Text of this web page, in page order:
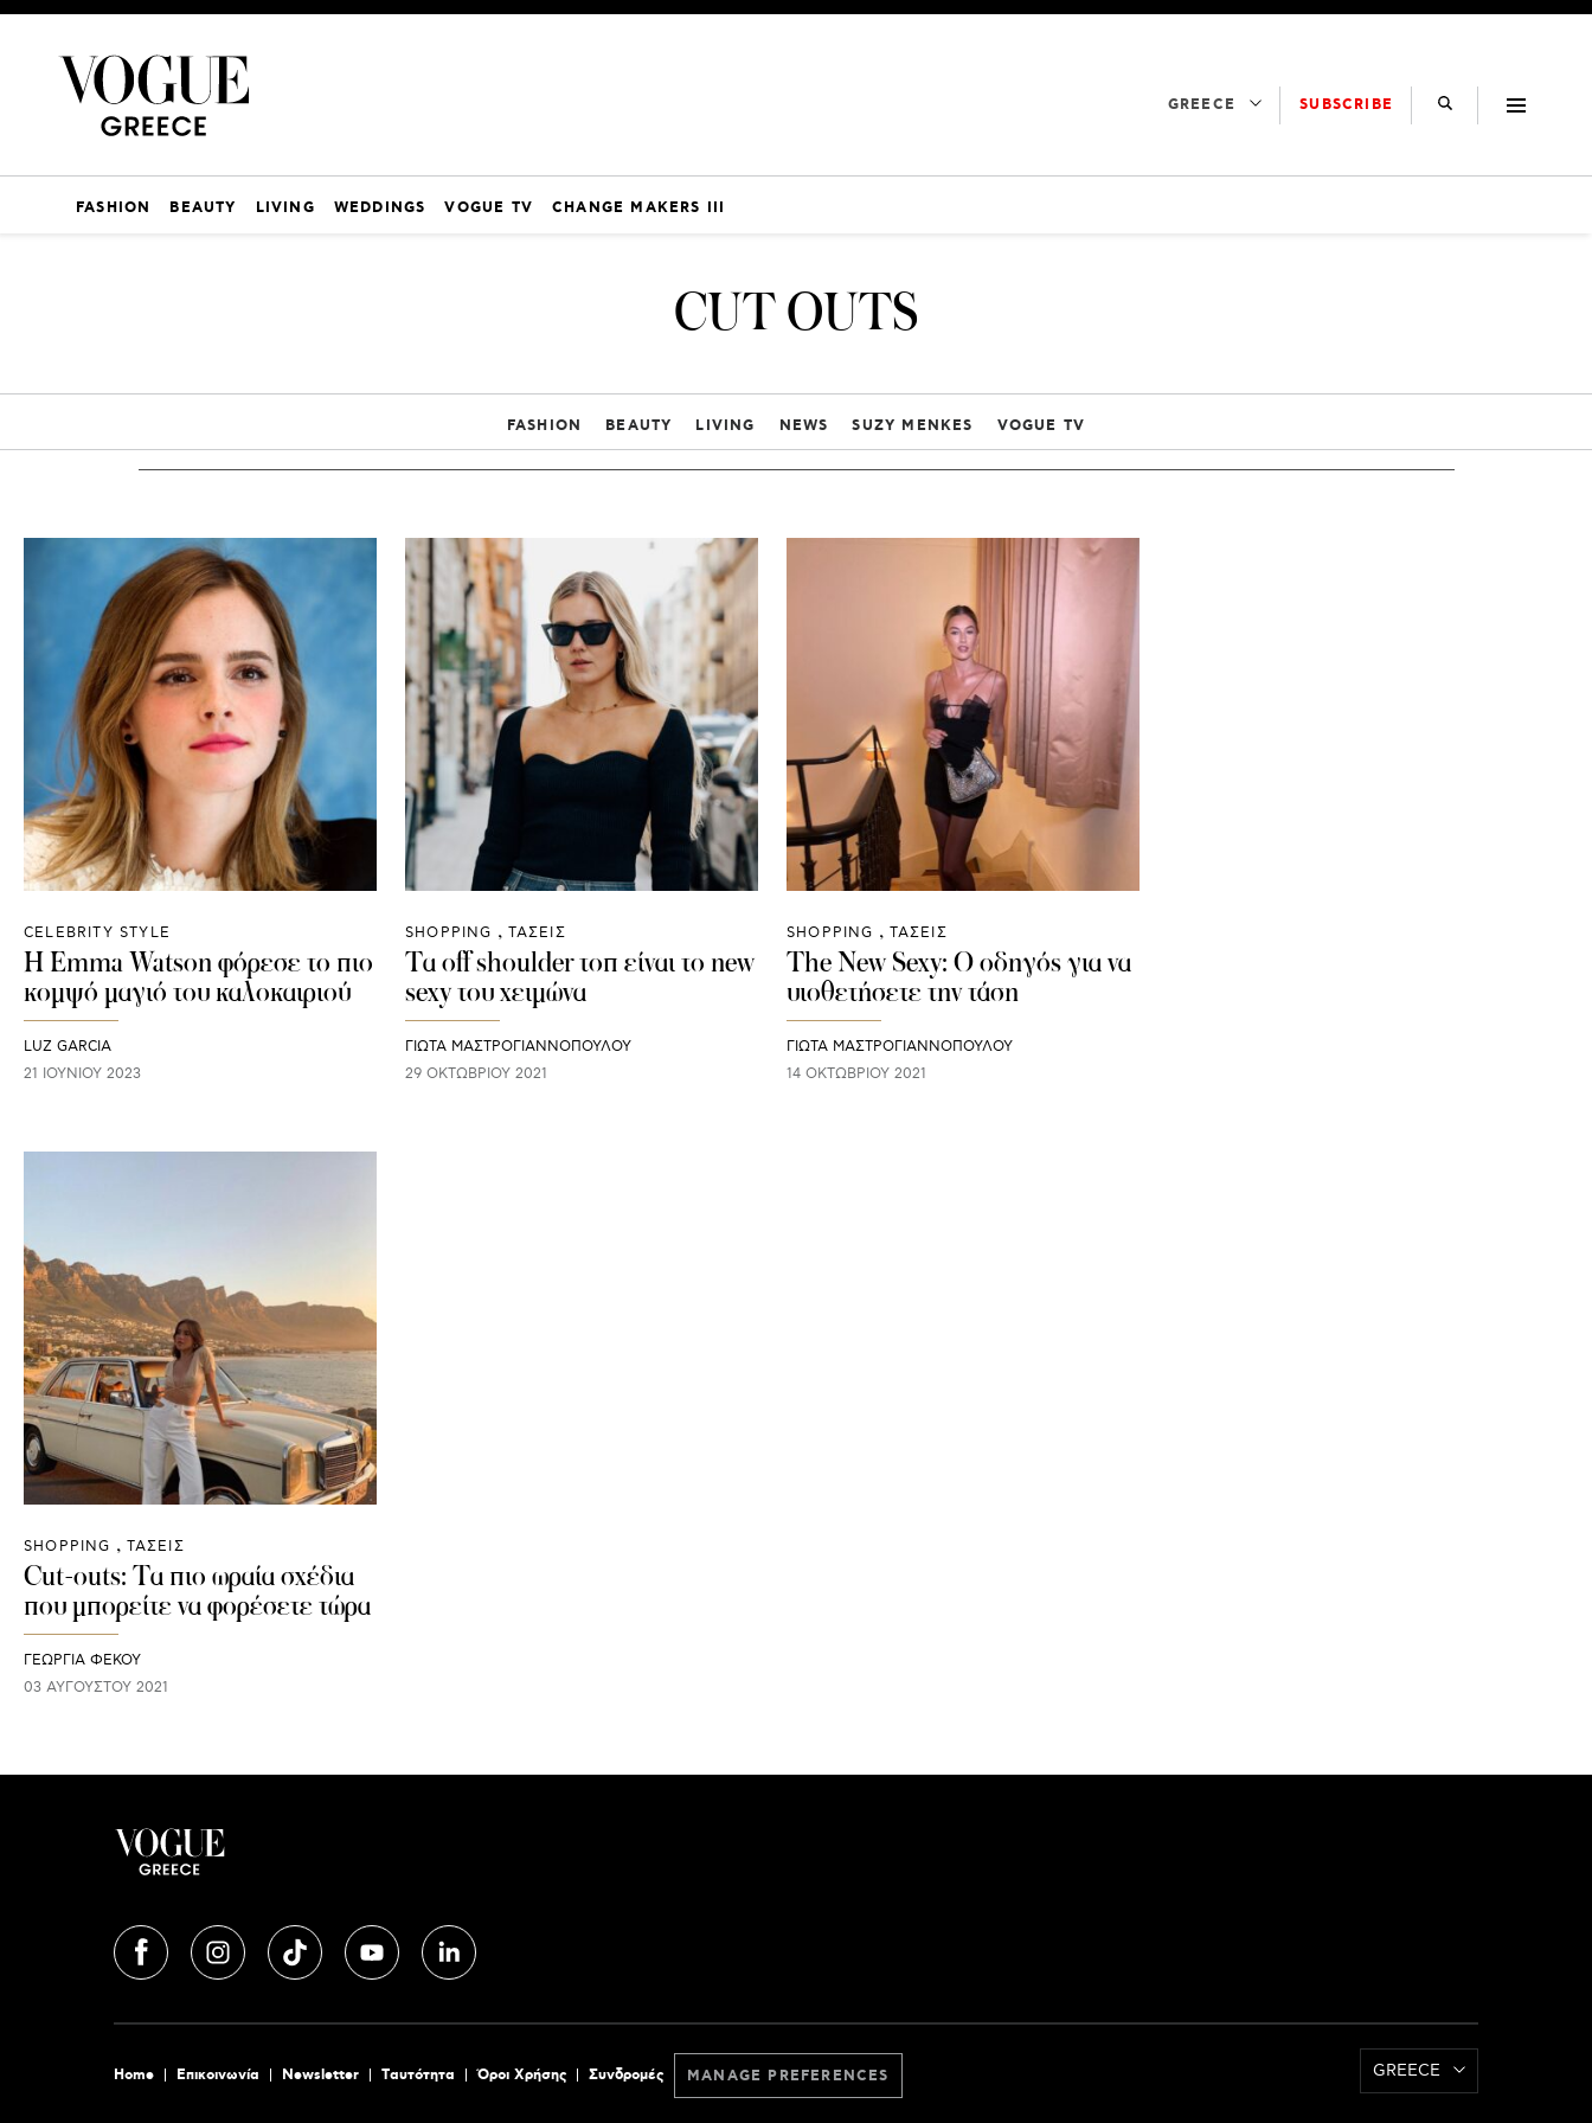
GREECE SUBSCRIBE
FASHION BEAUTY LIVING WEDDINGS VOGUE TV CHANGE MAKERS III
CUT OUTS
FASHION BEAUTY LIVING NEWS SUZY MENKES VOGUE TV
CELEBRITY STYLE
Η Emma Watson φόρεσε το πιο
κομψό μαγιό του καλοκαιριού
LUZ GARCIA
21 ΙΟΥΝΊΟΥ 2023
SHOPPING ΤΑΣΕΙΣ
Τα off shoulder τοπ είναι το new
sexy του χειμώνα
ΓΙΩΤΑ ΜΑΣΤΡΟΓΙΑΝΝΟΠΟΥΛΟΥ
29 ΟΚΤΩΒΡΊΟΥ 2021
SHOPPING ΤΑΣΕΙΣ
The New Sexy: Ο οδηγός για να
υιοθετήσετε την τάση
ΓΙΩΤΑ ΜΑΣΤΡΟΓΙΑΝΝΟΠΟΥΛΟΥ
14 ΟΚΤΩΒΡΊΟΥ 2021
SHOPPING ΤΑΣΕΙΣ
Cut-outs: Τα πιο ωραία σχέδια
που μπορείτε να φορέσετε τώρα
ΓΕΩΡΓΙΑ ΦΕΚΟΥ
03 ΑΥΓΟΎΣΤΟΥ 2021
Home Επικοινωνία Newsletter Tαυτότητα Όροι Χρήσης Συνδρομές MANAGE PREFERENCES GREECE